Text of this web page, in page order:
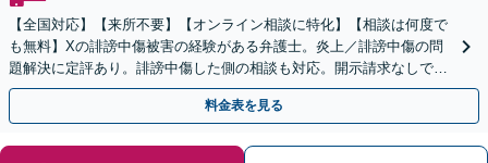
【全国対応】【来所不要】【オンライン相談に特化】【相談は何度で
も無料】Xの誹謗中傷被害の経験がある弁護士。炎上／誹謗中傷の問
題解決に定評あり。誹謗中傷した側の相談も対応。開示請求なしで本
人の特定ができる場合もあり。
料金表を見る